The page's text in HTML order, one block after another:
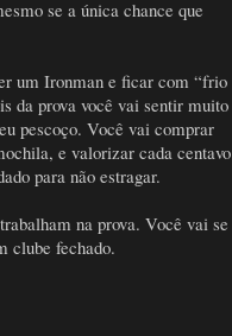
se a única chance que
um Ironman e ficar com “frio
da prova você vai sentir muito
pescoço. Você vai comprar
e valorizar cada centavo
para não estragar.
na prova. Você vai se
clube fechado.